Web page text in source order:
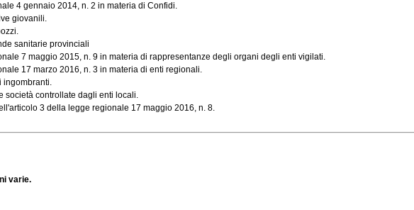
4 gennaio 2014, n. 2 in materia di Confidi.
giovanili.
sanitarie provinciali
7 maggio 2015, n. 9 in materia di rappresentanze degli organi degli enti vigilati.
17 marzo 2016, n. 3 in materia di enti regionali.
ingombranti.
società controllate dagli enti locali.
3 della legge regionale 17 maggio 2016, n. 8.
varie.